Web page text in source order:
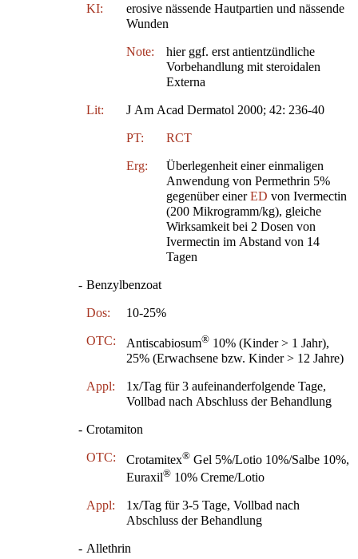
KI:
erosive nässende Hautpartien und nässende
Wunden
Note:
hier ggf. erst antientzündliche
Vorbehandlung mit steroidalen
Externa
Lit: J Am Acad Dermatol 2000; 42: 236-40
PT: RCT
Erg:
Überlegenheit einer einmaligen
Anwendung von Permethrin 5%
gegenüber einerED von Ivermectin
(200 Mikrogramm/kg), gleiche
Wirksamkeit bei 2 Dosen von
Ivermectin im Abstand von 14
Tagen
- Benzylbenzoat
Dos: 10-25%
OTC: Antiscabiosum® 10% (Kinder > 1 Jahr),
25% (Erwachsene bzw. Kinder > 12 Jahre)
Appl:
1x/Tag für 3 aufeinanderfolgende Tage,
Vollbad nach Abschluss der Behandlung
- Crotamiton
OTC: Crotamitex® Gel 5%/Lotio 10%/Salbe 10%,
Euraxil® 10% Creme/Lotio
Appl:
1x/Tag für 3-5 Tage, Vollbad nach
Abschluss der Behandlung
- Allethrin